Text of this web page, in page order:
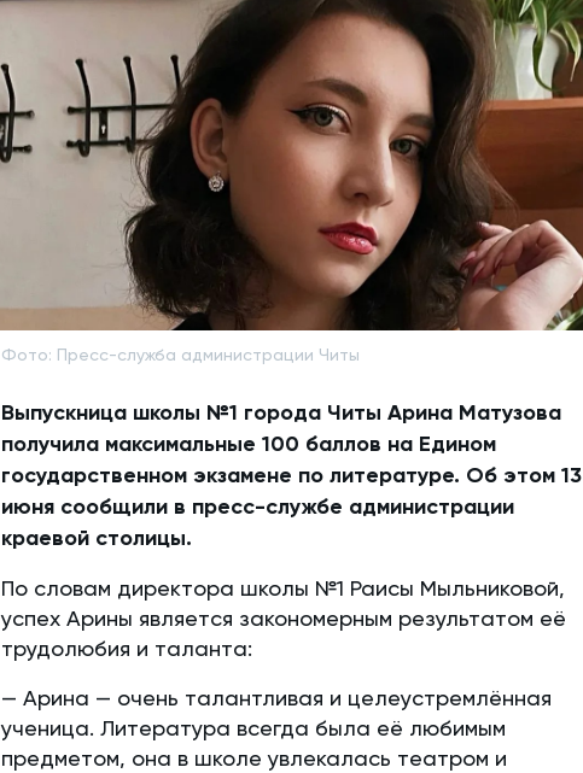
Фото: Пресс-служба администрации Читы
Выпускница школы №1 города Читы Арина Матузова
получила максимальные 100 баллов на Едином
государственном экзамене по литературе. Об этом 13
июня сообщили в пресс-службе администрации
краевой столицы.
По словам директора школы №1 Раисы Мыльниковой,
успех Арины является закономерным результатом её
трудолюбия и таланта:
— Арина — очень талантливая и целеустремлённая
ученица. Литература всегда была её любимым
предметом, она в школе увлекалась театром и